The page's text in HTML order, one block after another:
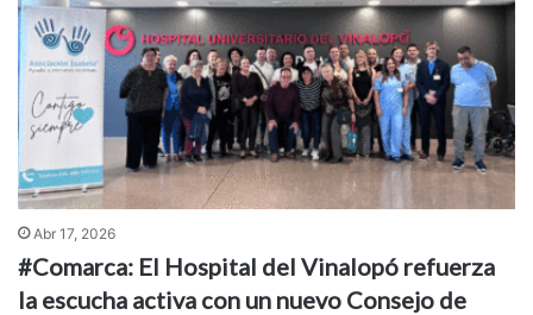
Abr 17, 2026
#Comarca: El Hospital del Vinalopó refuerza
la escucha activa con un nuevo Consejo de